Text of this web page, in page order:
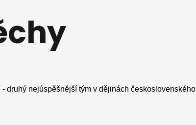
druhý nejúspěšnější tým v dějinách československého